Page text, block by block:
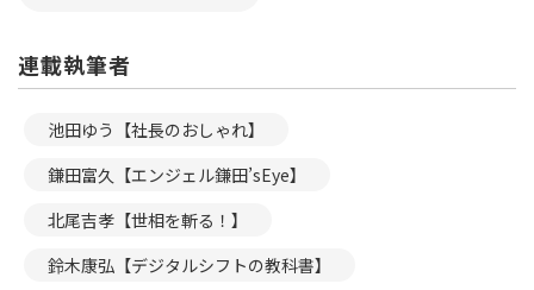
連載執筆者
池田ゆう【社長のおしゃれ】
鎌田富久【エンジェル鎌田’sEye】
北尾吉孝【世相を斬る！】
鈴木康弘【デジタルシフトの教科書】